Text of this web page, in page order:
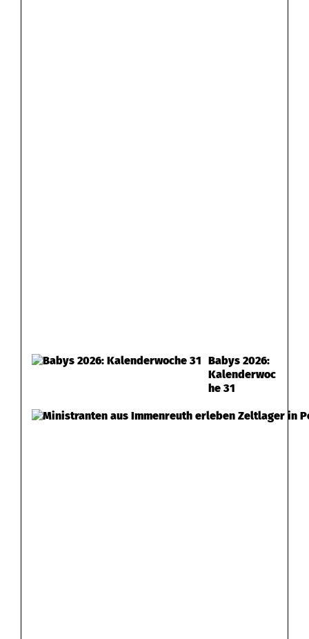
Babys 2026:
Kalenderwoc
he 31